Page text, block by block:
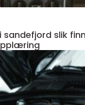
slik finner du trygg